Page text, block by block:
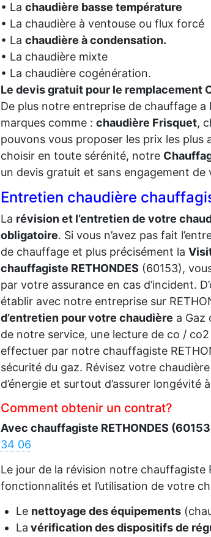
• La chaudière basse température
• La chaudière à ventouse ou flux forcé
• La chaudière à condensation.
• La chaudière mixte
• La chaudière cogénération.
Le devis gratuit pour le remplacement
De plus notre entreprise de chauffage a
marques comme : chaudière Frisquet,
pouvons vous proposer les prix les
choisir en toute sérénité, notre
un devis gratuit et sans engagement de
Entretien chaudière
La révision et l’entretien de votre
obligatoire. Si vous n’avez pas fait
de chauffage et plus précisément la
chauffagiste RETHONDES (60153),
par votre assurance en cas d’incident.
établir avec notre entreprise sur
d’entretien pour votre chaudière a Gaz
de notre service, une lecture de co /
effectuer par notre chauffagiste
sécurité du gaz. Révisez votre
d’énergie et surtout d’assurer longévité
Comment obtenir un contrat?
Avec chauffagiste RETHONDES
34 06
Le jour de la révision notre chauffagiste
fonctionnalités et l’utilisation de votre
Le nettoyage des équipements
La vérification des dispositifs de